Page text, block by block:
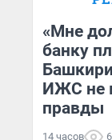
«Мне
банку
ИЖС не
правды
14 часов